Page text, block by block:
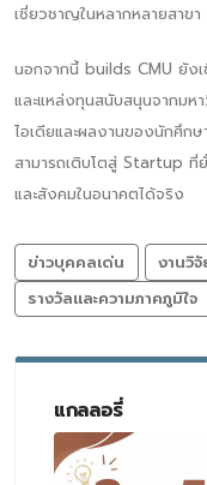
เชี่ยวชาญในหลากหลายสาขา
นอกจากนี้ builds CMU ยัง
และแหล่งทุนสนับสนุนจากมห
ไอเดียและผลงานของนักศึก
สามารถเติบโตสู่ Startup ที่
และสังคมในอนาคตได้จริง
ข่าวบุคคลเด่น
งานวิ
รางวัลและความภาคภูมิใจ
แกลลอรี่